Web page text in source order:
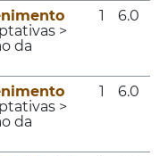
>
da
1 6.0
>
da
1 6.0